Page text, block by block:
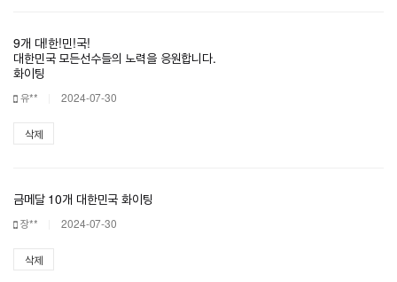
9개 대!한!민!국!
대한민국 모든선수들의 노력을 응원합니다.
화이팅
유** 2024-07-30
삭제
금메달 10개 대한민국 화이팅
장** 2024-07-30
삭제